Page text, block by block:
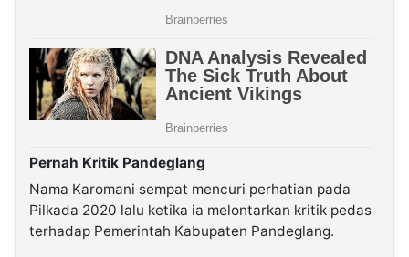
Pernah Kritik Pandeglang
Nama Karomani sempat mencuri perhatian pada
Pilkada 2020 lalu ketika ia melontarkan kritik pedas
terhadap Pemerintah Kabupaten Pandeglang.